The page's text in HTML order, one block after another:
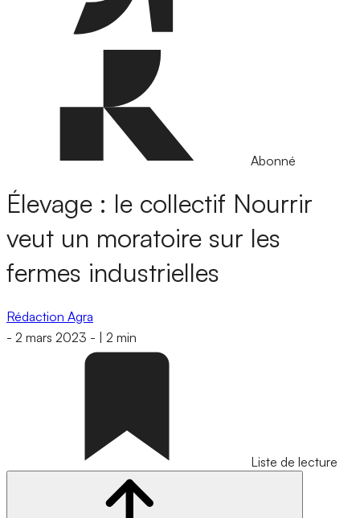
Abonné
Élevage : le collectif Nourrir
veut un moratoire sur les
fermes industrielles
Rédaction Agra
- 2 mars 2023 - 2 min
Liste de lecture